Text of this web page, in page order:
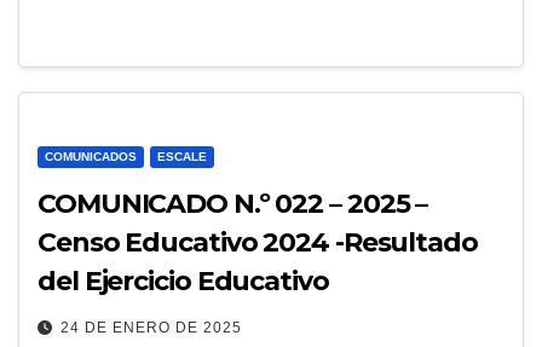
COMUNICADOS ESCALE
COMUNICADO N.º 022 – 2025 –
Censo Educativo 2024 -Resultado
del Ejercicio Educativo
24 DE ENERO DE 2025